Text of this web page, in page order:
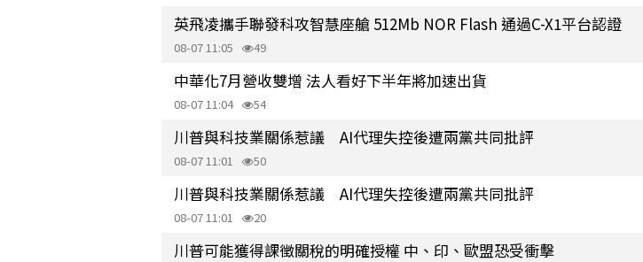
英飛凌攜手聯發科攻智慧座艙 512Mb NOR Flash 通過C-X1平台認證
08-07 11:05 49
中華化7月營收雙增 法人看好下半年將加速出貨
08-07 11:04 54
川普與科技業關係惹議 AI代理失控後遭兩黨共同批評
08-07 11:01 50
川普與科技業關係惹議 AI代理失控後遭兩黨共同批評
08-07 11:01 20
川普可能獲得課徵關稅的明確授權 中、印、歐盟恐受衝擊